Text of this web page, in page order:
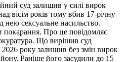
суд залишив у силі вирок
вісім років тому вбив 17-річну
сексуальне насильство.
Про це повідомляє
Що вирішив суд
року залишив без змін вирок
Раніше його засудили до 15